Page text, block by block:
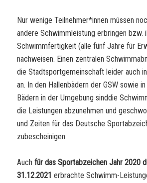
Nur wenige Teilnehmer*innen müssen
andere Schwimmleistung erbringen bzw.
Schwimmfertigkeit (alle fünf Jahre für
nachweisen. Einen zentralen
die Stadtsportgemeinschaft leider auch
an. In den Hallenbädern der GSW sowie
Bädern in der Umgebung sinddie
die Leistungen abzunehmen und
und Zeiten für das Deutsche
zubescheinigen.
Auchfür das Sportabzeichen Jahr 2020
31.12.2021 erbrachte Schwimm-